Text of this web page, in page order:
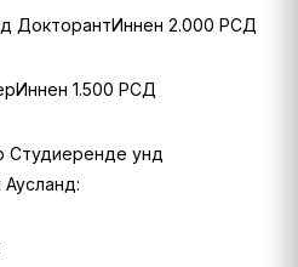
ДокторантИннен 2.000 РСД
1.500 РСД
Студиеренде унд